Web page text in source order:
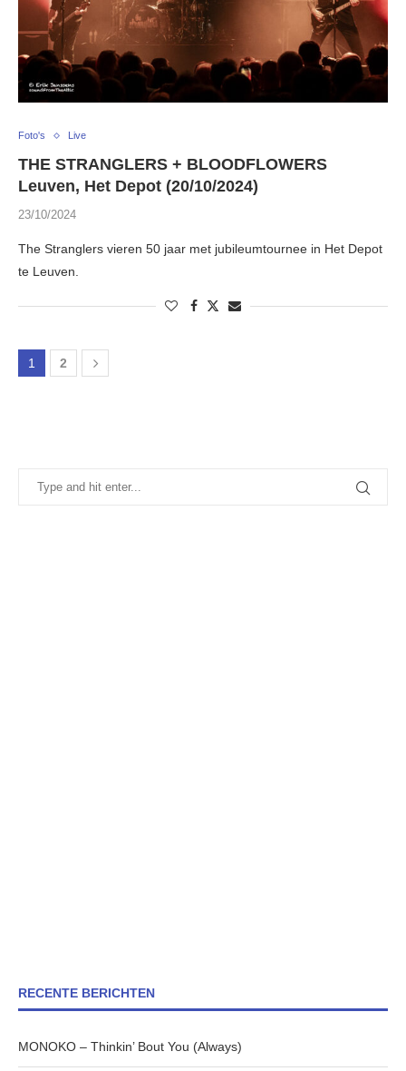
Foto's Live
THE STRANGLERS + BLOODFLOWERS
Leuven, Het Depot (20/10/2024)
23/10/2024
The Stranglers vieren 50 jaar met jubileumtournee in Het Depot
te Leuven.
1 2
RECENTE BERICHTEN
MONOKO – Thinkin’ Bout You (Always)